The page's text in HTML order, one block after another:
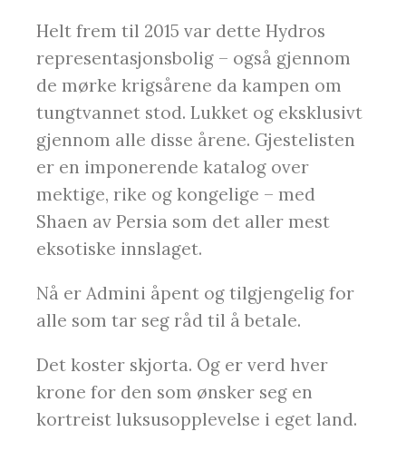
Helt frem til 2015 var dette Hydros
representasjonsbolig – også gjennom
de mørke krigsårene da kampen om
tungtvannet stod. Lukket og eksklusivt
gjennom alle disse årene. Gjestelisten
er en imponerende katalog over
mektige, rike og kongelige – med
Shaen av Persia som det aller mest
eksotiske innslaget.
Nå er Admini åpent og tilgjengelig for
alle som tar seg råd til å betale.
Det koster skjorta. Og er verd hver
krone for den som ønsker seg en
kortreist luksusopplevelse i eget land.